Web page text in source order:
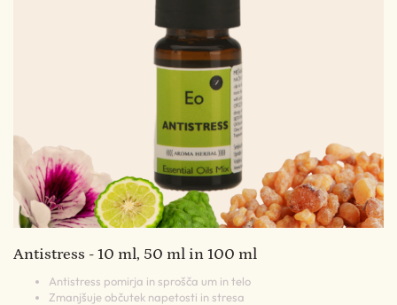
Antistress - 10 ml, 50 ml in 100 ml
Antistress pomirja in sprošča um in telo
Zmanjšuje občutek napetosti in stresa